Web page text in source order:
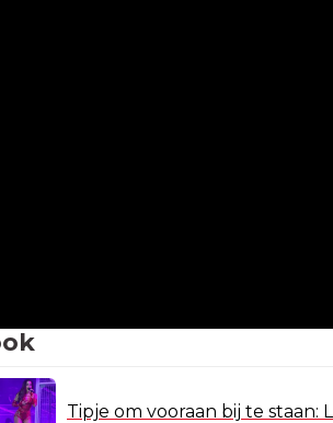
Tipje om vooraan bij te staan: